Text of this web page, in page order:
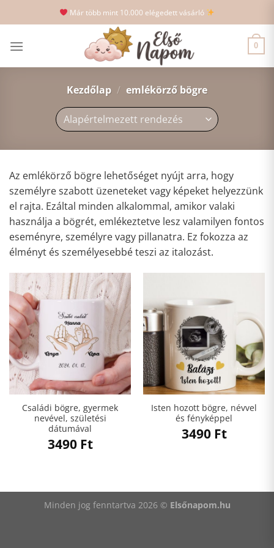
to
Már több mint 10.000 elégedett vásárló
0
Kezdőlap / emlékörző bögre
Az emlékörző bögre lehetőséget nyújt arra, hogy
személyre szabott üzeneteket vagy képeket helyezzünk
el rajta. Ezáltal minden alkalommal, amikor valaki
használja a bögrét, emlékeztetve lesz valamilyen fontos
eseményre, személyre vagy pillanatra. Ez fokozza az
élményt és személyesebbé teszi az italozást.
Családi bögre, gyermek
nevével, születési
dátumával
3490 Ft
Isten hozott bögre, névvel
és fényképpel
3490 Ft
Minden jog fenntartva 2026 © Elsőnapom.hu